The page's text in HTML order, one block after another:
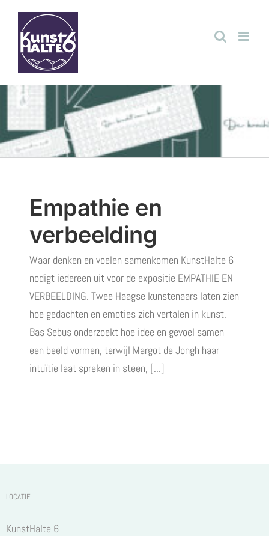
inhoud
Empathie en
verbeelding
Waar denken en voelen samenkomen KunstHalte 6
nodigt iedereen uit voor de expositie EMPATHIE EN
VERBEELDING. Twee Haagse kunstenaars laten zien
hoe gedachten en emoties zich vertalen in kunst.
Bas Sebus onderzoekt hoe idee en gevoel samen
een beeld vormen, terwijl Margot de Jongh haar
intuïtie laat spreken in steen, [...]
LOCATIE
KunstHalte 6